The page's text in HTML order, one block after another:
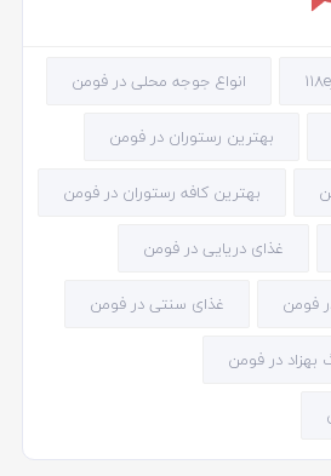
انواع جوجه محلی در فومن
بهترین رستوران در فومن
بهترین کافه رستوران در فومن
غذای دریایی در فومن
فومن غذای سنتی در فومن
بهزاد در فومن